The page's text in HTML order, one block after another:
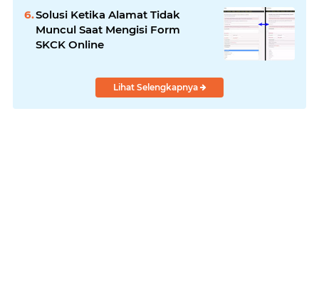
Solusi Ketika Alamat Tidak
Muncul Saat Mengisi Form
SKCK Online
Lihat Selengkapnya